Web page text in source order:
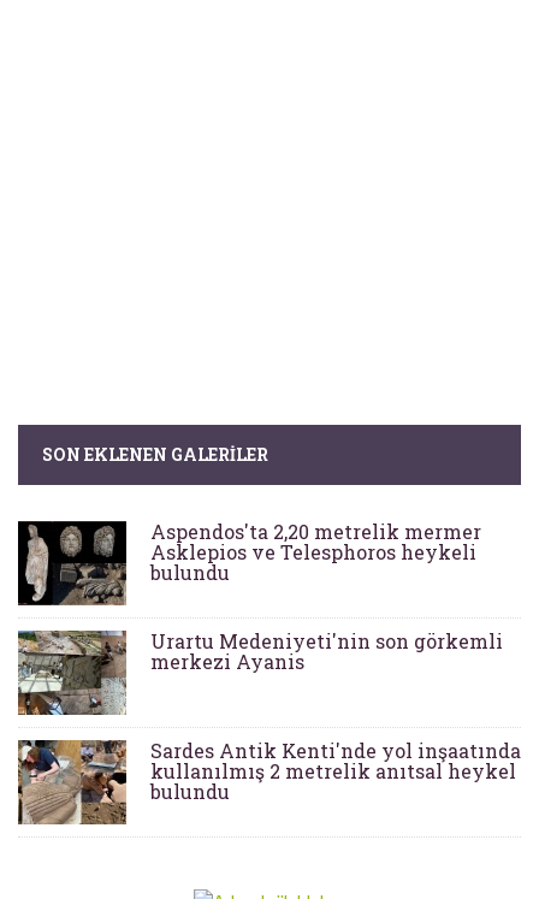
SON EKLENEN GALERILER
Aspendos'ta 2,20 metrelik mermer
Asklepios ve Telesphoros heykeli
bulundu
Urartu Medeniyeti'nin son görkemli
merkezi Ayanis
Sardes Antik Kenti'nde yol inşaatında
kullanılmış 2 metrelik anıtsal heykel
bulundu